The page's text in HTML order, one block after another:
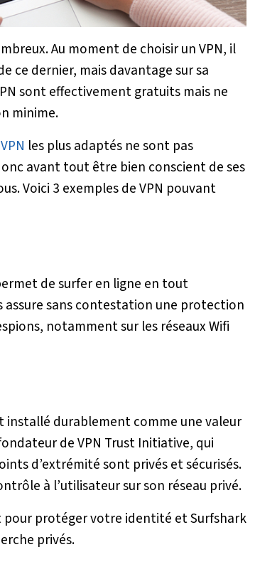
Au moment de choisir un VPN, il
ce dernier, mais davantage sur sa
sont effectivement gratuits mais ne
minime.
les plus adaptés ne sont pas
avant tout être bien conscient de ses
Voici 3 exemples de VPN pouvant
de surfer en ligne en tout
sans contestation une protection
notamment sur les réseaux Wifi
installé durablement comme une valeur
de VPN Trust Initiative, qui
d’extrémité sont privés et sécurisés.
à l’utilisateur sur son réseau privé.
pour protéger votre identité et Surfshark
privés.